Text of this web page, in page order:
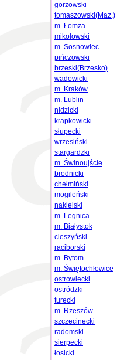
gorzowski
tomaszowski(Maz.)
m. Łomża
mikołowski
m. Sosnowiec
pińczowski
brzeski(Brzesko)
wadowicki
m. Kraków
m. Lublin
nidzicki
krapkowicki
słupecki
wrzesiński
stargardzki
m. Świnoujście
brodnicki
chełmiński
mogileński
nakielski
m. Legnica
m. Białystok
cieszyński
raciborski
m. Bytom
m. Świętochłowice
ostrowiecki
ostródzki
turecki
m. Rzeszów
szczecinecki
radomski
sierpecki
łosicki